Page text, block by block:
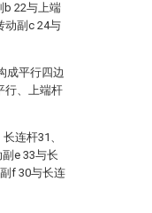
b 22与上端
动副c 24与
成平行四边
行、上端杆
连杆31、
e 33与长
f 30与长连